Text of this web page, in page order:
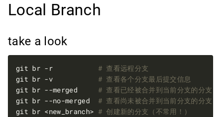
Local Branch
take a look
git br -r # 查看远程分支
git br -v # 查看各个分支最后提交信息
git br --merged # 查看已经被合并到当前分支的分支
git br --no-merged # 查看尚未被合并到当前分支的分支
git br <new_branch> # 创建新的分支（不常用！）